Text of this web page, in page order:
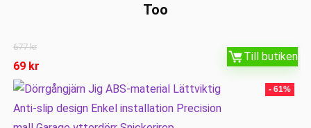
Too
677kr
69 kr
Till butiken
- 61%